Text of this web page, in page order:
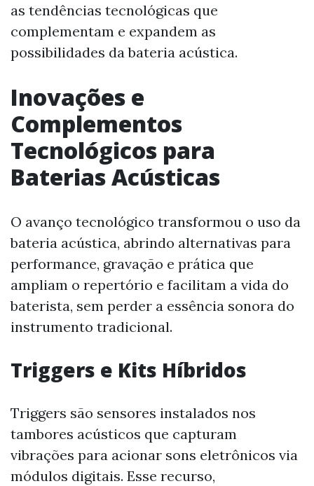
as tendências tecnológicas que
complementam e expandem as
possibilidades da bateria acústica.
Inovações e
Complementos
Tecnológicos para
Baterias Acústicas
O avanço tecnológico transformou o uso da
bateria acústica, abrindo alternativas para
performance, gravação e prática que
ampliam o repertório e facilitam a vida do
baterista, sem perder a essência sonora do
instrumento tradicional.
Triggers e Kits Híbridos
Triggers são sensores instalados nos
tambores acústicos que capturam
vibrações para acionar sons eletrônicos via
módulos digitais. Esse recurso,